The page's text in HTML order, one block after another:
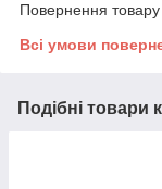
Повернення
Всі умови
Подібні товари